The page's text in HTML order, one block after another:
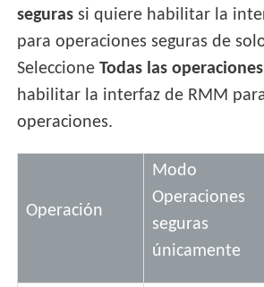
seguras si quiere habilitar la
para operaciones seguras de
SeleccioneTodas las operaciones
habilitar la interfaz de RMM
operaciones.
Operación
Modo
Operaciones
seguras
únicamente